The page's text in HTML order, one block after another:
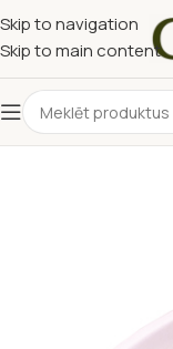
Skip to navigation
Skip to main content